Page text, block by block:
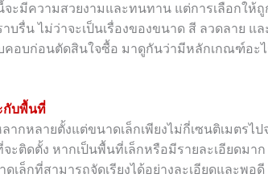
ะมีความสวยงามและทนทาน แต่การเลือกให้ถู
าบรื่น ไม่ว่าจะเป็นเรื่องของขนาด สี ลวดลาย
คอบก่อนตัดสินใจซื้อ มาดูกันว่ามีหลักเกณฑ์อะ
กับพื้นที่
ากหลายตั้งแต่ขนาดเล็กเพียงไม่กี่เซนติเมตรไ
ติดตั้ง หากเป็นพื้นที่เล็กหรือมีรายละเอียดมา
เล็กที่สามารถจัดเรียงได้อย่างละเอียดและพอ